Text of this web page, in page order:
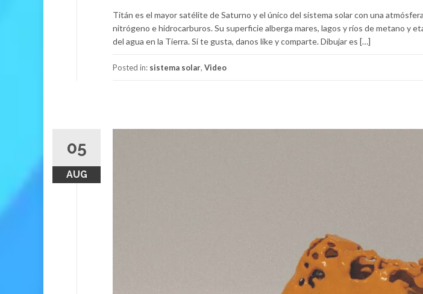
Titán es el mayor satélite de Saturno y el único del sistema solar con una
nitrógeno e hidrocarburos. Su superficie alberga mares, lagos y ríos de metano y
del agua en la Tierra. Si te gusta, danos like y comparte. Dibujar es […]
Posted in: sistema solar, Video
05
AUG